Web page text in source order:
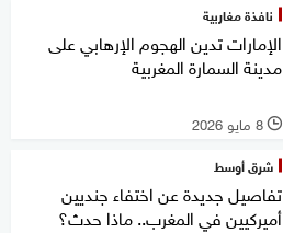
نافذة مغاربية
الإمارات تدين الهجوم الإرهابي على
مدينة السمارة المغربية
l 8 مايو 2026
شرق أوسط
تفاصيل جديدة عن اختفاء جنديين
أميركيين في المغرب.. ماذا حدث؟